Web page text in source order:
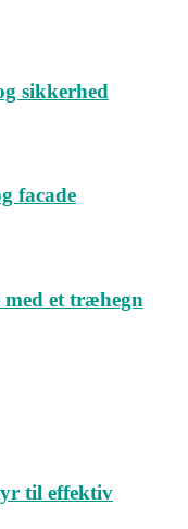
sikkerhed
facade
med et træhegn
til effektiv